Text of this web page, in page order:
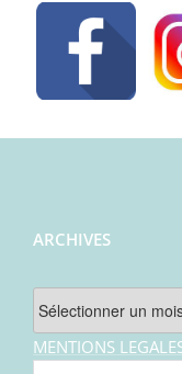
ARCHIVES
Archives
MENTIONS